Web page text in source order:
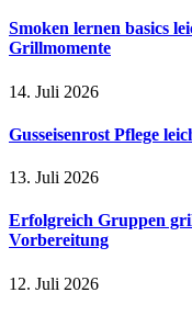
Smoken lernen basics
Grillmomente
14. Juli 2026
Gusseisenrost Pflege
13. Juli 2026
Erfolgreich Gruppen
Vorbereitung
12. Juli 2026